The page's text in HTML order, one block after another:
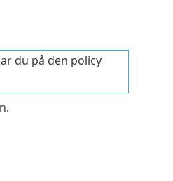
du på den policy